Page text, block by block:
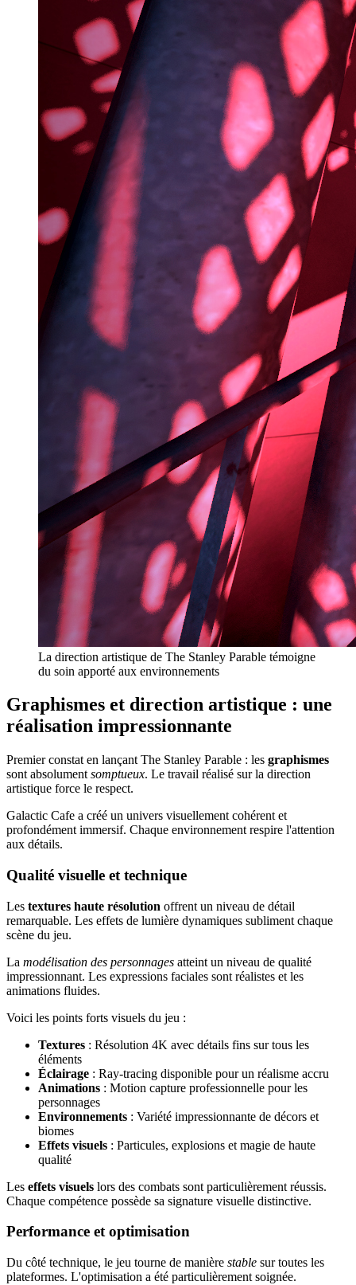
La direction artistique de The Stanley Parable témoigne
du soin apporté aux environnements
Graphismes et direction artistique : une
réalisation impressionnante
Premier constat en lançant The Stanley Parable : les graphismes
sont absolument somptueux. Le travail réalisé sur la direction
artistique force le respect.
Galactic Cafe a créé un univers visuellement cohérent et
profondément immersif. Chaque environnement respire l'attention
aux détails.
Qualité visuelle et technique
Les textures haute résolution offrent un niveau de détail
remarquable. Les effets de lumière dynamiques subliment chaque
scène du jeu.
La modélisation des personnages atteint un niveau de qualité
impressionnant. Les expressions faciales sont réalistes et les
animations fluides.
Voici les points forts visuels du jeu :
Textures : Résolution 4K avec détails fins sur tous les
éléments
Éclairage : Ray-tracing disponible pour un réalisme accru
Animations : Motion capture professionnelle pour les
personnages
Environnements : Variété impressionnante de décors et
biomes
Effets visuels : Particules, explosions et magie de haute
qualité
Les effets visuels lors des combats sont particulièrement réussis.
Chaque compétence possède sa signature visuelle distinctive.
Performance et optimisation
Du côté technique, le jeu tourne de manière stable sur toutes les
plateformes. L'optimisation a été particulièrement soignée.